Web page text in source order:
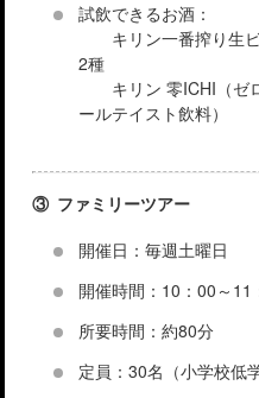
試飲できるお酒：
キリン一番搾り生ビ
2種
キリン 零ICHI（ゼ
ールテイスト飲料）
③ ファミリーツアー
開催日：毎週土曜日
開催時間：10：00～11
所要時間：約80分
定員：30名（小学校低